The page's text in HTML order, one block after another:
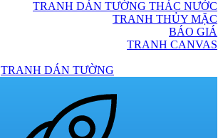
TRANH DÁN TƯỜNG THÁC NƯỚC
TRANH THỦY MẶC
BÁO GIÁ
TRANH CANVAS
TRANH DÁN TƯỜNG